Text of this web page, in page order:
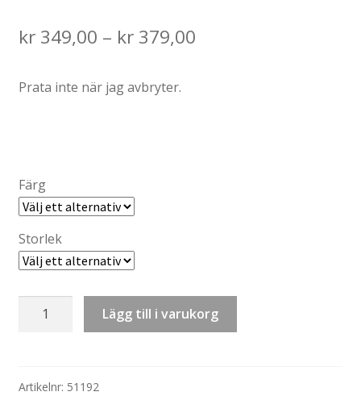
kr349,00 – kr379,00Price
Prata inte när jag avbryter.
Färg
Storlek
Sweatshirt:
När
Lägg till i varukorg
Artikelnr: 51192